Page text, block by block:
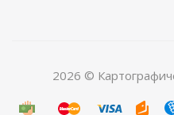
2026 ©